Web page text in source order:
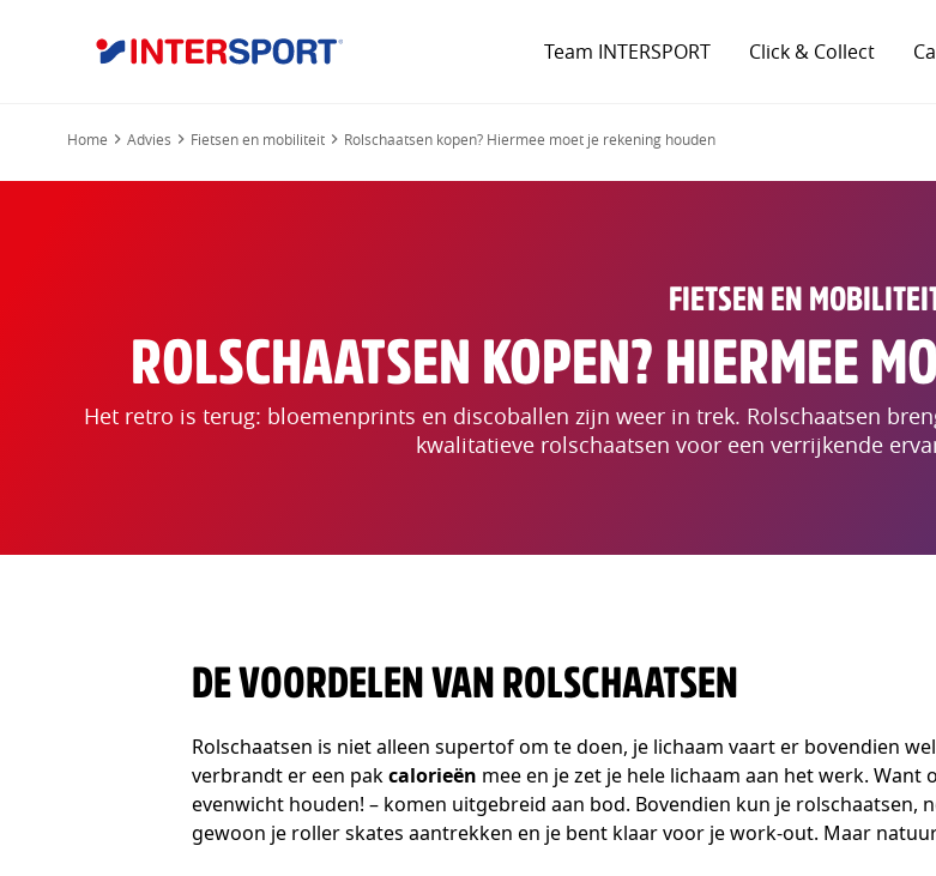
Team INTERSPORT Click & Collect
Home Advies Fietsen en mobiliteit Rolschaatsen kopen? Hiermee moet je rekening houden
FIETSEN EN
ROLSCHAATSEN KOPEN? HIERMEE
Het retro is terug: bloemenprints en discoballen zijn weer in trek. Rolschaatsen
kwalitatieve rolschaatsen voor een verrijkende
DE VOORDELEN VAN ROLSCHAATSEN
Rolschaatsen is niet alleen supertof om te doen, je lichaam vaart er bovendien
verbrandt er een pakcalorieën mee en je zet je hele lichaam aan het werk.
evenwicht houden! – komen uitgebreid aan bod. Bovendien kun je rolschaatsen,
gewoon je roller skates aantrekken en je bent klaar voor je work-out. Maar